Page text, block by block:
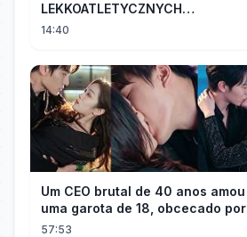
LEKKOATLETYCZNYCH
MISTRZOSTWACH EUROPY U18 |
14:40
Um CEO brutal de 40 anos amou
uma garota de 18, obcecado por
sua "inocência"! Ela teve seu
57:53